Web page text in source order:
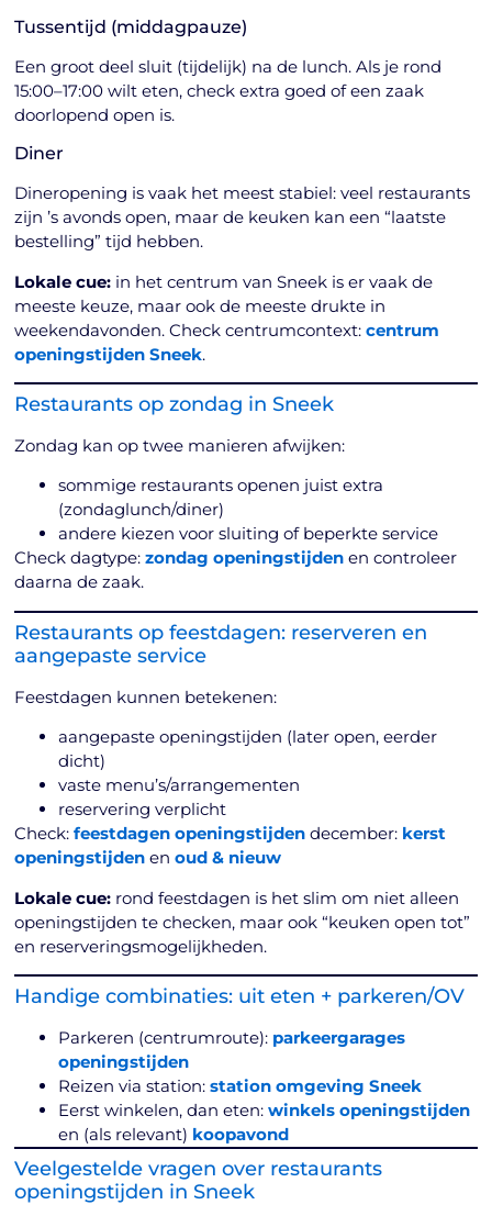
Tussentijd (middagpauze)
Een groot deel sluit (tijdelijk) na de lunch. Als je rond
15:00–17:00 wilt eten, check extra goed of een zaak
doorlopend open is.
Diner
Dineropening is vaak het meest stabiel: veel restaurants
zijn ’s avonds open, maar de keuken kan een “laatste
bestelling” tijd hebben.
Lokale cue: in het centrum van Sneek is er vaak de
meeste keuze, maar ook de meeste drukte in
weekendavonden. Check centrumcontext:centrum
openingstijden Sneek.
Restaurants op zondag in Sneek
Zondag kan op twee manieren afwijken:
sommige restaurants openen juist extra
(zondaglunch/diner)
andere kiezen voor sluiting of beperkte service
Check dagtype:zondag openingstijden en controleer
daarna de zaak.
Restaurants op feestdagen: reserveren en
aangepaste service
Feestdagen kunnen betekenen:
aangepaste openingstijden (later open, eerder
dicht)
vaste menu’s/arrangementen
reservering verplicht
Check:feestdagen openingstijden december: kerst
openingstijden enoud & nieuw
Lokale cue: rond feestdagen is het slim om niet alleen
openingstijden te checken, maar ook “keuken open tot”
en reserveringsmogelijkheden.
Handige combinaties: uit eten + parkeren/OV
Parkeren (centrumroute): parkeergarages
openingstijden
Reizen via station:station omgeving Sneek
Eerst winkelen, dan eten:winkels openingstijden
en (als relevant) koopavond
Veelgestelde vragen over restaurants
openingstijden in Sneek